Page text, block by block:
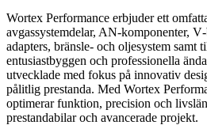
Wortex Performance erbjuder ett
avgassystemdelar, AN-komponenter,
adapters, bränsle- och oljesystem samt
entusiastbyggen och professionella
utvecklade med fokus på innovativ
pålitlig prestanda. Med Wortex
optimerar funktion, precision och
prestandabilar och avancerade projekt.